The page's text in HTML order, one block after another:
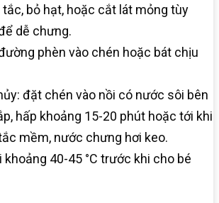
bỏ hạt, hoặc cắt lát mỏng tùy
dễ chưng.
phèn vào chén hoặc bát chịu
đặt chén vào nồi có nước sôi bên
hấp khoảng 15-20 phút hoặc tới khi
mềm, nước chưng hơi keo.
40-45 °C trước khi cho bé